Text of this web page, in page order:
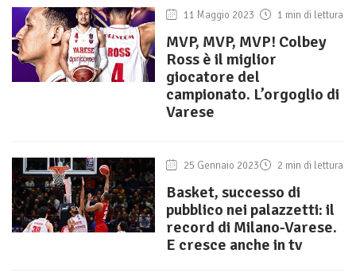
11 Maggio 2023 1 min di lettura
MVP, MVP, MVP! Colbey
Ross è il miglior
giocatore del
campionato. L’orgoglio di
Varese
25 Gennaio 2023 2 min di lettura
Basket, successo di
pubblico nei palazzetti: il
record di Milano-Varese.
E cresce anche in tv